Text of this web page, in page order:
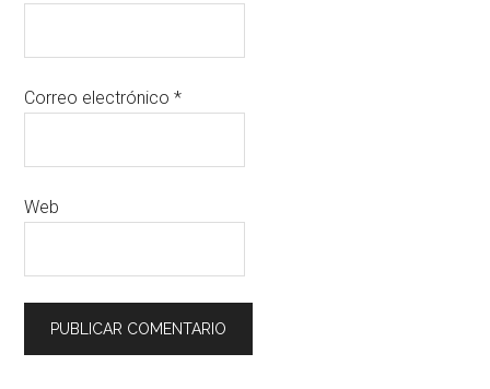
Correo electrónico*
Web